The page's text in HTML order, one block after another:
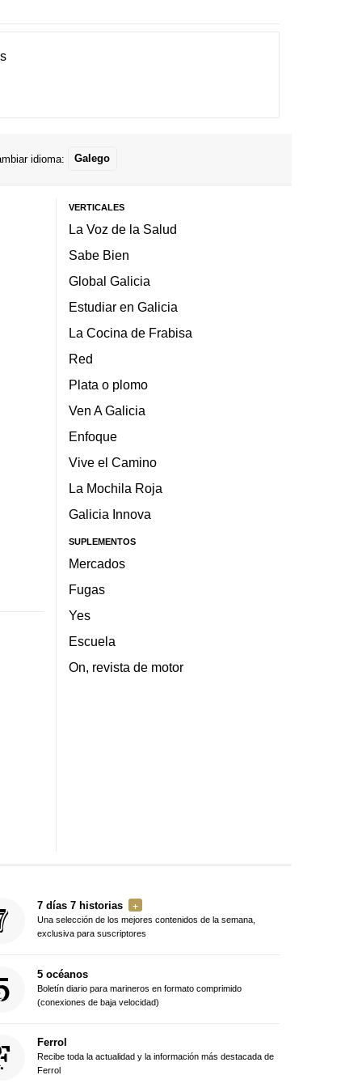
idioma: Galego
VERTICALES
La Voz de la Salud
Sabe Bien
Global Galicia
Estudiar en Galicia
La Cocina de Frabisa
Red
Plata o plomo
Ven A Galicia
Enfoque
Vive el Camino
La Mochila Roja
Galicia Innova
SUPLEMENTOS
Mercados
Fugas
Yes
Escuela
On, revista de motor
7 días 7 historias
Una selección de los mejores contenidos de la semana,
exclusiva para suscriptores
5 océanos
Boletín diario para marineros en formato comprimido
(conexiones de baja velocidad)
Ferrol
Recibe toda la actualidad y la información más destacada de
Ferrol